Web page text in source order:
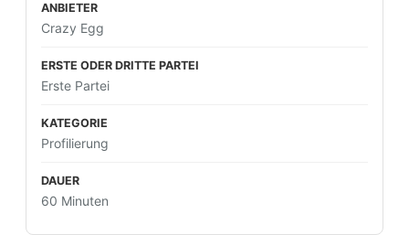
Crazy Egg
Erste Partei
Profilierung
60 Minuten